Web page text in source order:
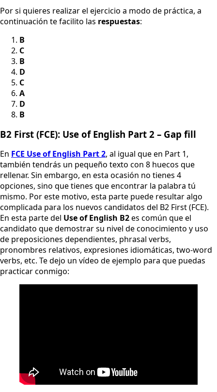
Por si quieres realizar el ejercicio a modo de práctica, a
continuación te facilito las respuestas:
B
C
B
D
C
A
D
B
B2 First (FCE): Use of English Part 2 – Gap fill
En FCE Use of English Part 2, al igual que en Part 1,
también tendrás un pequeño texto con 8 huecos que
rellenar. Sin embargo, en esta ocasión no tienes 4
opciones, sino que tienes que encontrar la palabra tú
mismo. Por este motivo, esta parte puede resultar algo
complicada para los nuevos candidatos del B2 First (FCE).
En esta parte del Use of English B2es común que el
candidato que demostrar su nivel de conocimiento y uso
de preposiciones dependientes, phrasal verbs,
pronombres relativos, expresiones idiomáticas, two-word
verbs, etc. Te dejo un vídeo de ejemplo para que puedas
practicar conmigo: